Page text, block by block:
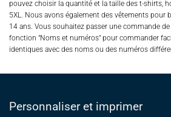
pouvez choisir la quantité et la taille des t-shirts,
5XL. Nous avons également des vêtements pour
14 ans. Vous souhaitez passer une commande
fonction "Noms et numéros" pour commander
identiques avec des noms ou des numéros
Personnaliser et imprimer